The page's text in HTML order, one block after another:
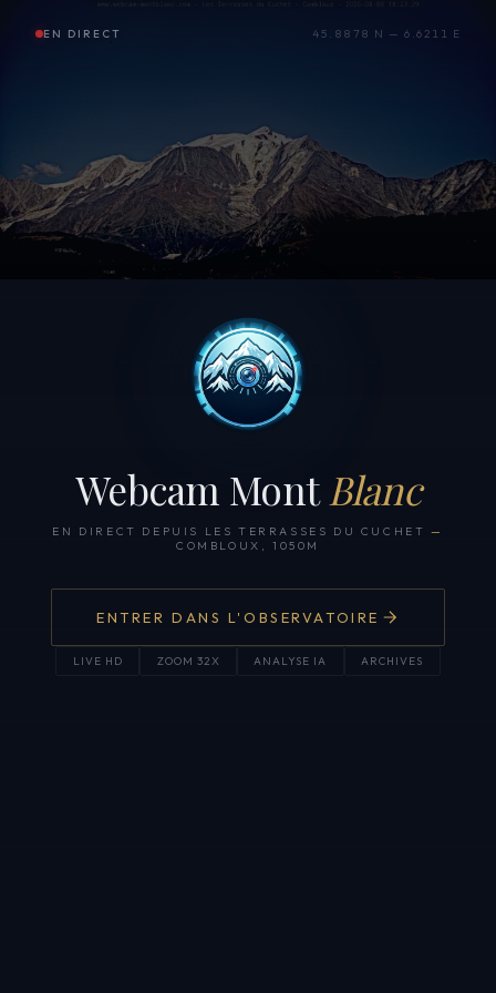
EN DIRECT 45.8878 N — 6.6211 E
Webcam Mont Blanc
EN DIRECT DEPUIS LES TERRASSES DU CUCHET —
COMBLOUX, 1050M
ENTRER DANS L'OBSERVATOIRE
LIVE HD ZOOM 32X ANALYSE IA ARCHIVES